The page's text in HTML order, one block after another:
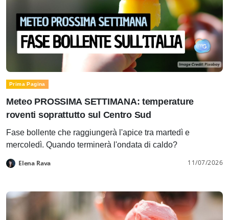
Prima Pagina
Meteo PROSSIMA SETTIMANA: temperature
roventi soprattutto sul Centro Sud
Fase bollente che raggiungerà l'apice tra martedì e
mercoledì. Quando terminerà l'ondata di caldo?
Elena Rava 11/07/2026